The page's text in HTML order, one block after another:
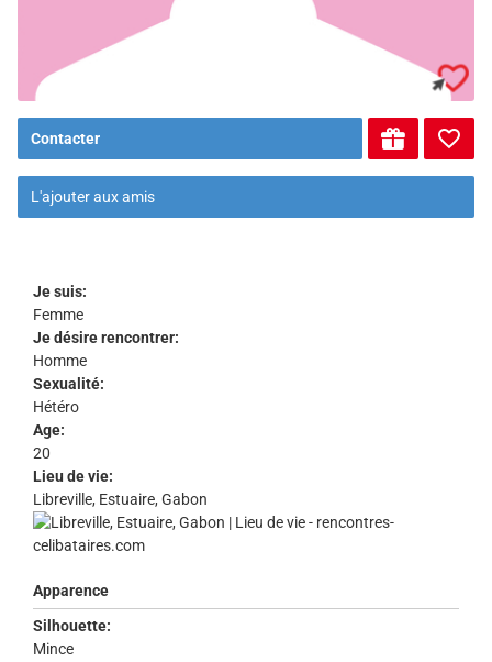
Contacter
L'ajouter aux amis
Je suis:
Femme
Je désire rencontrer:
Homme
Sexualité:
Hétéro
Age:
20
Lieu de vie:
Libreville, Estuaire, Gabon
Apparence
Silhouette:
Mince